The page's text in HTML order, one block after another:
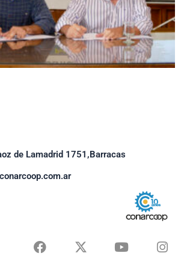
de Lamadrid 1751,Barracas
F
a
X
-
Y
o
I
n